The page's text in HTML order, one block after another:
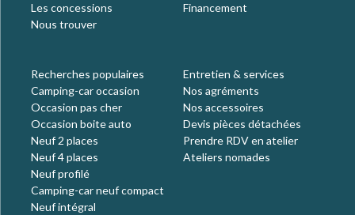
Les concessions
Nous trouver
Financement
Recherches populaires
Camping-car occasion
Occasion pas cher
Occasion boite auto
Neuf 2 places
Neuf 4 places
Neuf profilé
Camping-car neuf compact
Neuf intégral
Entretien & services
Nos agréments
Nos accessoires
Devis pièces détachées
Prendre RDV en atelier
Ateliers nomades